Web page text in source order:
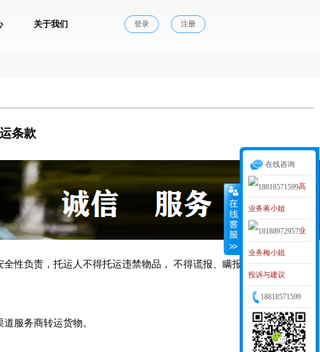
关于我们 登录 注册
条款
性负责，托运人不得托运违禁物品， 不得谎报、瞒报品名，如有发
服务商转运货物。
在线咨询
高
级业务经理
MAKER
业务蒋小姐
业
务李小姐
业务梅小姐
投诉与建议
18818571599